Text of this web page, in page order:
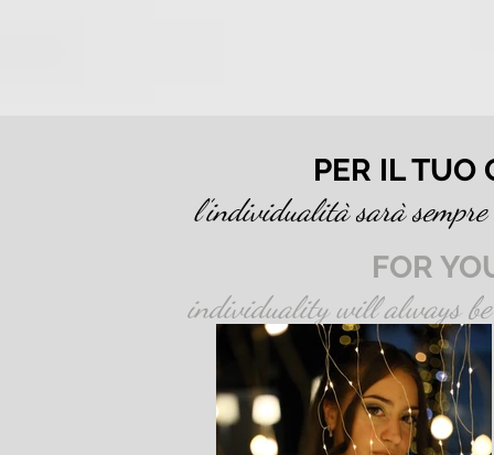
l’individualità sarà
PER IL TUO
FOR
individuality will always be